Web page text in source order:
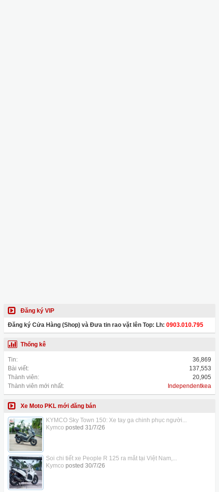
Đăng ký VIP
Đăng ký Cửa Hàng (Shop) và Đưa tin rao vặt lên Top: Lh: 0903.010.795
Thống kê
Tin:
36,869
Bài viết:
137,553
Thành viên:
20,905
Thành viên mới nhất:
Independentkea
Xe Moto PKL mới đăng bán
KYMCO Sky Town 150: Xe tay ga chinh phục người...
Kymco posted 31/7/26
Soi chi tiết xe People R 125 ra mắt tại Việt Nam,...
Kymco posted 30/7/26